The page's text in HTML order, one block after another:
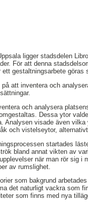
ligger stadsdelen
För att denna
ett gestaltningsarbete
att inventera och
och analysera
Dessa ytor
Analysen visade även
och vistelseytor,
startades
bland annat vikten av
när man rör sig i
av rumslighet.
som bakgrund
det naturligt vackra som
som finns med nya